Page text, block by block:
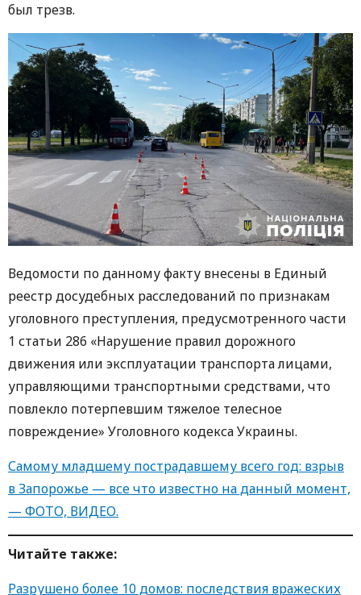
был трезв.
Ведомости по данному факту внесены в Единый
реестр досудебных расследований по признакам
уголовного преступления, предусмотренного части
1 статьи 286 «Нарушение правил дорожного
движения или эксплуатации транспорта лицами,
управляющими транспортными средствами, что
повлекло потерпевшим тяжелое телесное
повреждение» Уголовного кодекса Украины.
Самому младшему пострадавшему всего год: взрыв
в Запорожье — все что известно на данный момент,
— ФОТО, ВИДЕО.
Читайте также:
Разрушено более 10 домов: последствия вражеских